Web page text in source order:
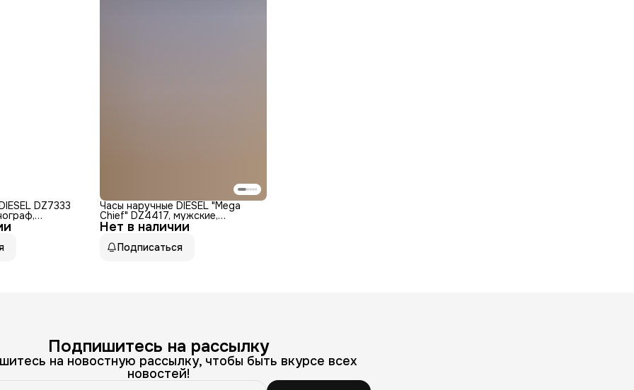
DZ7333
подсветка
Нет в наличии
Часы наручные DIESEL "Mega
Chief" DZ4417, мужские,
серебро, синие, нержавеющая
сталь
Подписаться
Подпишитесь на рассылку
на новостную рассылку, чтобы быть вкурсе всех
новостей!